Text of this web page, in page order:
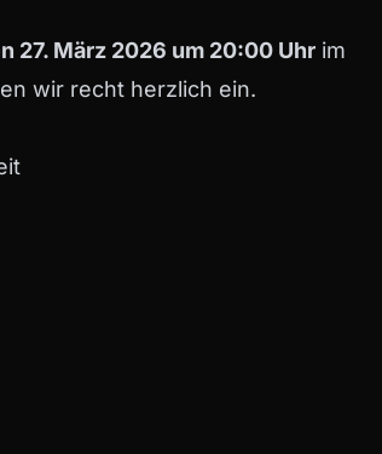
27. März 2026 um 20:00 Uhr im
wir recht herzlich ein.